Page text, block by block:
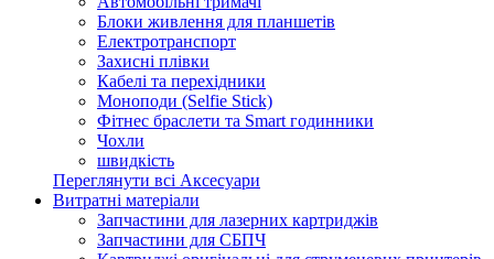
Блоки живлення для планшетів
Електротранспорт
Захисні плівки
Кабелі та перехідники
Моноподи (Selfie Stick)
Фітнес браслети та Smart годинники
Чохли
швидкість
Переглянути всі Аксесуари
Витратні матеріали
Запчастини для лазерних картриджів
Запчастини для СБПЧ